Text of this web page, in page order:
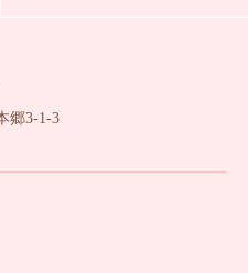
郷3-1-3